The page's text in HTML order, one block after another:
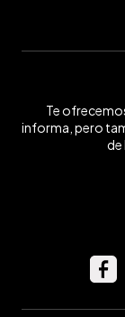
Te
informa, pero
de